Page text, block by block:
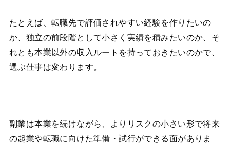
たとえば、転職先で評価されやすい経験を作りたいの
か、独立の前段階として小さく実績を積みたいのか、そ
れとも本業以外の収入ルートを持っておきたいのかで、
選ぶ仕事は変わります。
副業は本業を続けながら、よりリスクの小さい形で将来
の起業や転職に向けた準備・試行ができる面がありま